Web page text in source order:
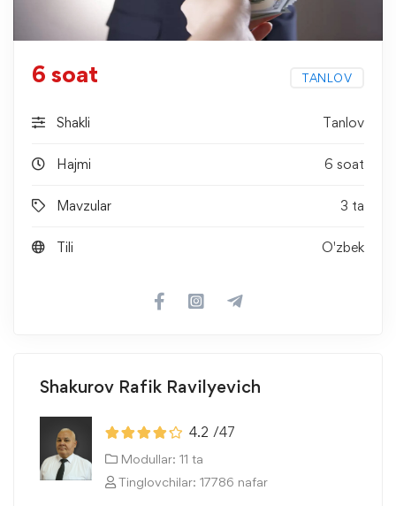
6 soat TANLOV
Shakli Tanlov
Hajmi 6 soat
Mavzular 3 ta
Tili O'zbek
Shakurov Rafik Ravilyevich
4.2 /47
Modullar: 11 ta
Tinglovchilar: 17786 nafar